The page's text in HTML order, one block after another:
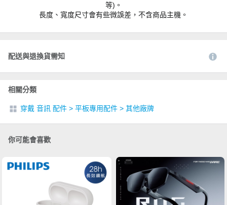
等)。
長度、寬度尺寸會有些微誤差，不含商品主機。
配送與退換貨需知
相關分類
穿戴 音訊 配件 > 平板專用配件 > 其他廠牌
你可能會喜歡